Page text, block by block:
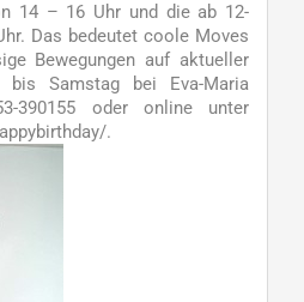
14 – 16 Uhr und die ab 12-
Das bedeutet coole Moves
Bewegungen auf aktueller
bis Samstag bei Eva-Maria
390155 oder online unter
.